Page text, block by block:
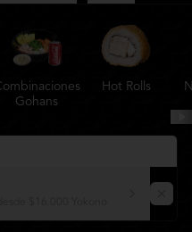
Gohans
Hot Rolls